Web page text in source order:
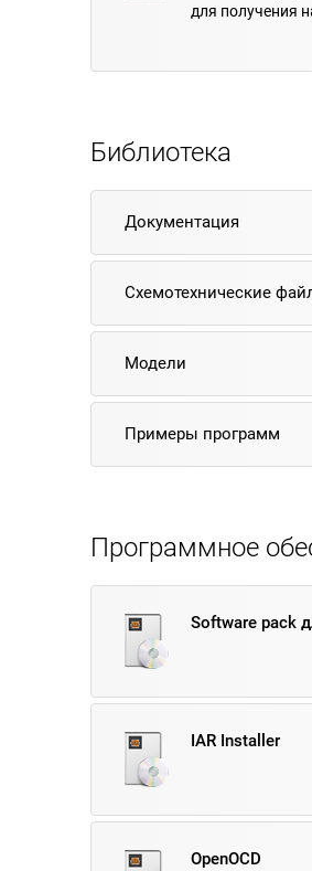
для получения
Библиотека
Документация
Схемотехнические
Модели
Примеры программ
Программное
Software pack
IAR Installer
OpenOCD